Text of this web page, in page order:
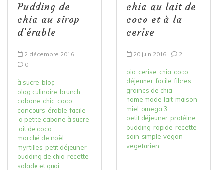
Pudding de
chia au sirop
d’érable
2 décembre 2016
0
à sucre blog
blog culinaire brunch
cabane chia coco
concours érable facile
la petite cabane à sucre
lait de coco
marché de noël
myrtilles petit déjeuner
pudding de chia recette
salade et quoi
chia au lait de
coco et à la
cerise
20 juin 2016 2
bio cerise chia coco
déjeuner facile fibres
graines de chia
home made lait maison
miel omega 3
petit déjeuner protéine
pudding rapide recette
sain simple vegan
vegetarien